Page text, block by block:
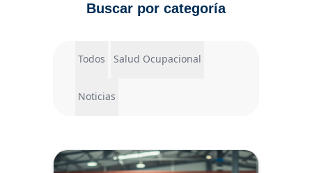
Buscar por categoría
Todos Salud Ocupacional
Noticias